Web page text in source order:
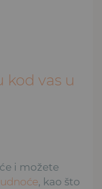
kod vas u
i možete
, kao što